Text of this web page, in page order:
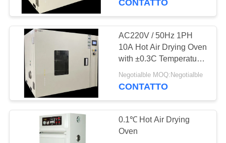
Cabina di sale
Spray Test
15
CONTATTO
AC220V / 50Hz 1PH
10A Hot Air Drying Oven
with ±0.3C Temperature
Accuracy
Negotialble MOQ:Negotialble
CONTATTO
0.1℃ Hot Air Drying
Oven